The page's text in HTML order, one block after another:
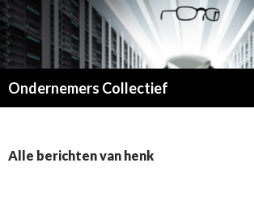
Ondernemers Collectief
Alle berichten van henk